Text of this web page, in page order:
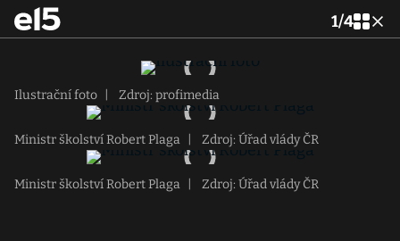
1/4
Ilustrační foto Zdroj: profimedia
Ministr školství Robert Plaga Zdroj: Úřad vlády ČR
Ministr školství Robert Plaga Zdroj: Úřad vlády ČR